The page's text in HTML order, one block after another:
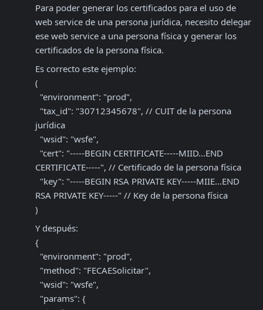
Para poder generar los certificados para el uso de
web service de una persona jurídica, necesito delegar
ese web service a una persona física y generar los
certificados de la persona física.
Es correcto este ejemplo:
(
jurídica
CERTIFICATE-----", // Certificado de la persona física
RSA PRIVATE KEY-----" // Key de la persona física
)
Y después:
{